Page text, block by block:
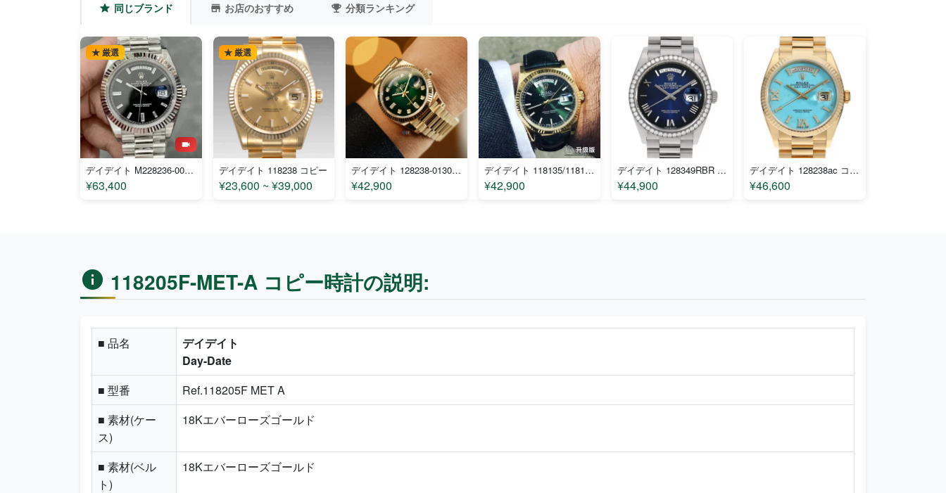
同じブランド お店のおすすめ 分類ランキング
★ 厳選
デイデイト M228236-0004 コピー
¥63,400
★ 厳選
デイデイト 118238 コピー
¥23,600 ~ ¥39,000
デイデイト 128238-0130 コピー
¥42,900
デイデイト 118135/118138/118139 コピー
¥42,900
デイデイト 128349RBR コピー
¥44,900
デイデイト 128238ac コピー
¥46,600
118205F-MET-A コピー時計の説明:
■ 品名
デイデイト
Day-Date
■ 型番
Ref.118205F MET A
■ 素材(ケー
ス)
18Kエバーローズゴールド
■ 素材(ベル
ト)
18Kエバーローズゴールド